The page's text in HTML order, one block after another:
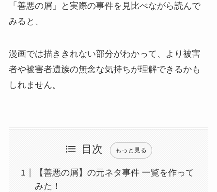
「善悪の屑」と実際の事件を見比べながら読んで
みると、
漫画では描ききれない部分がわかって、より被害
者や被害者遺族の無念な気持ちが理解できるかも
しれません。
目次 もっと見る
【善悪の屑】の元ネタ事件 一覧を作って
みた！